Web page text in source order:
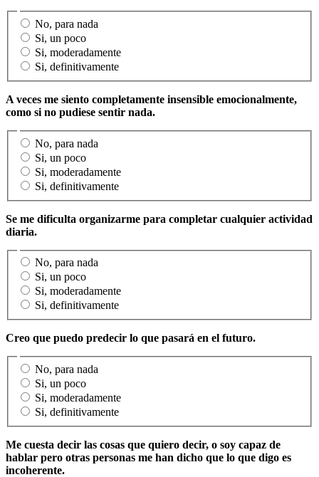
No, para nada
Si, un poco
Si, moderadamente
Si, definitivamente
A veces me siento completamente insensible emocionalmente,
como si no pudiese sentir nada.
No, para nada
Si, un poco
Si, moderadamente
Si, definitivamente
Se me dificulta organizarme para completar cualquier actividad
diaria.
No, para nada
Si, un poco
Si, moderadamente
Si, definitivamente
Creo que puedo predecir lo que pasará en el futuro.
No, para nada
Si, un poco
Si, moderadamente
Si, definitivamente
Me cuesta decir las cosas que quiero decir, o soy capaz de
hablar pero otras personas me han dicho que lo que digo es
incoherente.